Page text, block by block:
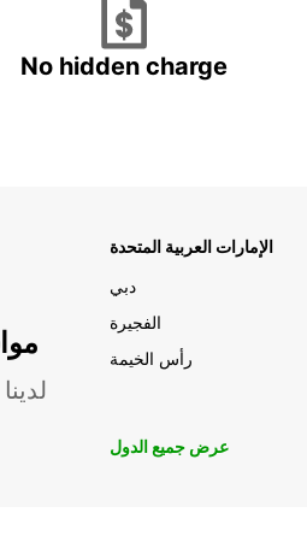
No hidden charge
لدينا
الإمارات العربية المتحدة
دبي
الفجيرة
رأس الخيمة
عرض جميع الدول